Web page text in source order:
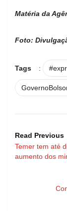
Matéria da
Foto:
Tags :
Read Previous
Temer tem até
aumento dos